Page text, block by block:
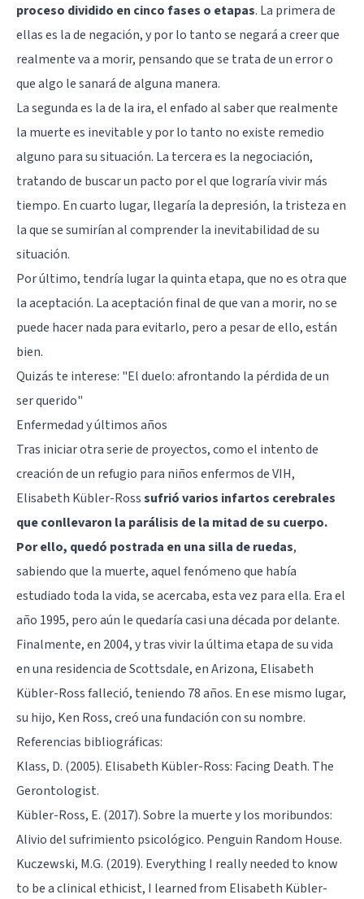
proceso dividido en cinco fases o etapas. La primera de
ellas es la de negación, y por lo tanto se negará a creer que
realmente va a morir, pensando que se trata de un error o
que algo le sanará de alguna manera.
La segunda es la de la ira, el enfado al saber que realmente
la muerte es inevitable y por lo tanto no existe remedio
alguno para su situación. La tercera es la negociación,
tratando de buscar un pacto por el que lograría vivir más
tiempo. En cuarto lugar, llegaría la depresión, la tristeza en
la que se sumirían al comprender la inevitabilidad de su
situación.
Por último, tendría lugar la quinta etapa, que no es otra que
la aceptación. La aceptación final de que van a morir, no se
puede hacer nada para evitarlo, pero a pesar de ello, están
bien.
Quizás te interese: "El duelo: afrontando la pérdida de un
ser querido"
Enfermedad y últimos años
Tras iniciar otra serie de proyectos, como el intento de
creación de un refugio para niños enfermos de VIH,
Elisabeth Kübler-Rosssufrió varios infartos cerebrales
que conllevaron la parálisis de la mitad de su cuerpo.
Por ello, quedó postrada en una silla de ruedas,
sabiendo que la muerte, aquel fenómeno que había
estudiado toda la vida, se acercaba, esta vez para ella. Era el
año 1995, pero aún le quedaría casi una década por delante.
Finalmente, en 2004, y tras vivir la última etapa de su vida
en una residencia de Scottsdale, en Arizona, Elisabeth
Kübler-Ross falleció, teniendo 78 años. En ese mismo lugar,
su hijo, Ken Ross, creó una fundación con su nombre.
Referencias bibliográficas:
Klass, D. (2005). Elisabeth Kübler-Ross: Facing Death. The
Gerontologist.
Kübler-Ross, E. (2017). Sobre la muerte y los moribundos:
Alivio del sufrimiento psicológico. Penguin Random House.
Kuczewski, M.G. (2019). Everything I really needed to know
to be a clinical ethicist, I learned from Elisabeth Kübler-